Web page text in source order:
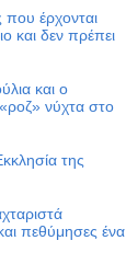
που έρχονται
και δεν πρέπει
και ο
νύχτα στο
της
πεθύμησες ένα